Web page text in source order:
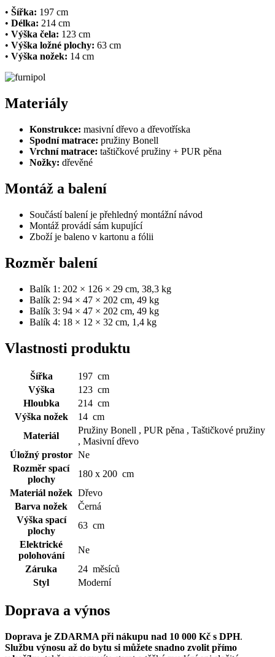
• Šířka: 197 cm
• Délka: 214 cm
• Výška čela: 123 cm
• Výška ložné plochy: 63 cm
• Výška nožek: 14 cm
Materiály
Konstrukce: masivní dřevo a dřevotříska
Spodní matrace: pružiny Bonell
Vrchní matrace: taštičkové pružiny + PUR pěna
Nožky: dřevěné
Montáž a balení
Součástí balení je přehledný montážní návod
Montáž provádí sám kupující
Zboží je baleno v kartonu a fólii
Rozměr balení
Balík 1: 202 × 126 × 29 cm, 38,3 kg
Balík 2: 94 × 47 × 202 cm, 49 kg
Balík 3: 94 × 47 × 202 cm, 49 kg
Balík 4: 18 × 12 × 32 cm, 1,4 kg
Vlastnosti produktu
Šířka
197 cm
Výška
123 cm
Hloubka
214 cm
Výška nožek
14 cm
Materiál
Pružiny Bonell , PUR pěna , Taštičkové pružiny
, Masivní dřevo
Úložný prostor Ne
Rozměr spací
plochy
180 x 200 cm
Materiál nožek Dřevo
Barva nožek
Černá
Výška spací
plochy
63 cm
Elektrické
polohování
Ne
Záruka
24 měsíců
Styl
Moderní
Doprava a výnos
Doprava je ZDARMA při nákupu nad 10 000 Kč s DPH.
Službu výnosu až do bytu si můžete snadno zvolit přímo